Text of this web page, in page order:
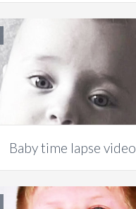
Baby time lapse video